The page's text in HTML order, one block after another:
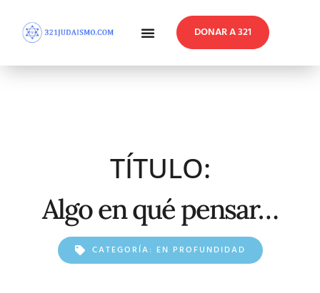
DONAR A 321
TÍTULO:
Algo en qué pensar…
CATEGORÍA: EN PROFUNDIDAD